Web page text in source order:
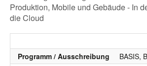
Produktion, Mobile und Gebäude - In
die Cloud
Programm / Ausschreibung
BASIS,